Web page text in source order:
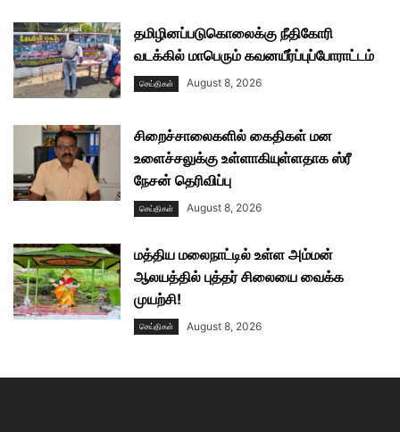
தமிழினப்படுகொலைக்கு நீதிகோரி
வடக்கில் மாபெரும் கவனயீர்ப்புப்போராட்டம்
செய்திகள் August 8, 2026
சிறைச்சாலைகளில் கைதிகள் மன
உளைச்சலுக்கு உள்ளாகியுள்ளதாக ஸ்ரீ
நேசன் தெரிவிப்பு
செய்திகள் August 8, 2026
மத்திய மலைநாட்டில் உள்ள அம்மன்
ஆலயத்தில் புத்தர் சிலையை வைக்க
முயற்சி!
செய்திகள் August 8, 2026